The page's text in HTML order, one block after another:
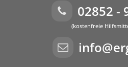
02852 -
(kostenfreie